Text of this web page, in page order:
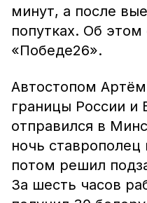
минут, а после
попутках. Об этом
«Победе26».
Автостопом
границы России и
отправился в
ночь ставрополец
потом решил
За шесть часов